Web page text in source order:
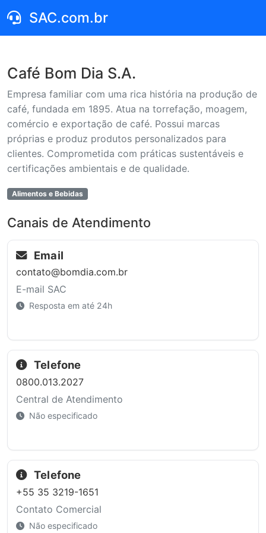
SAC.com.br
Café Bom Dia S.A.
Empresa familiar com uma rica história na produção de
café, fundada em 1895. Atua na torrefação, moagem,
comércio e exportação de café. Possui marcas
próprias e produz produtos personalizados para
clientes. Comprometida com práticas sustentáveis e
certificações ambientais e de qualidade.
Alimentos e Bebidas
Canais de Atendimento
Email
contato@bomdia.com.br
E-mail SAC
Resposta em até 24h
Telefone
0800.013.2027
Central de Atendimento
Não especificado
Telefone
+55 35 3219-1651
Contato Comercial
Não especificado